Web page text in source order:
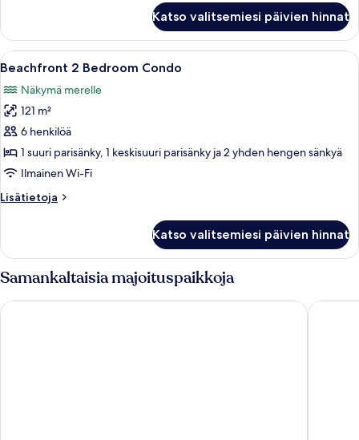
Deluxe
Studio
Suite)
Katso valitsemiesi päivien hinnat
Avaa
kaikki
huonetyypin
Beachfront
2
Bedroom
Condo
Rantalomakeskus, jossa on laituri,
9
Beachfront 2 Bedroom Condo
Näkymä merelle
121 m²
6 henkilöä
1 suuri parisänky, 1 keskisuuri parisänky ja 2 yhden hengen sänkyä
Ilmainen Wi-Fi
Lisätietoja
Lisätietoja
Bedroom
Condo
Katso valitsemiesi päivien hinnat
Samankaltaisia majoituspaikkoja
Hampton by Hilton Grand Cayman Seven Mile Beach